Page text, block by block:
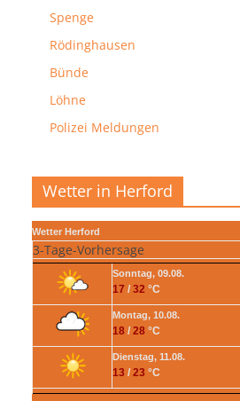
Spenge
Rödinghausen
Bünde
Löhne
Polizei Meldungen
Wetter in Herford
Wetter Herford
3-Tage-Vorhersage
Sonntag, 09.08.
17 / 32 °C
Montag, 10.08.
18 / 28 °C
Dienstag, 11.08.
13 / 23 °C